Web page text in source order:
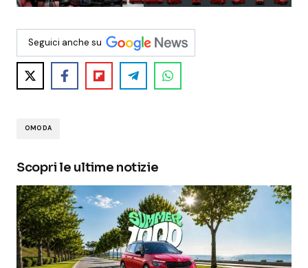
Seguici anche su
OMODA
Scopri le ultime notizie